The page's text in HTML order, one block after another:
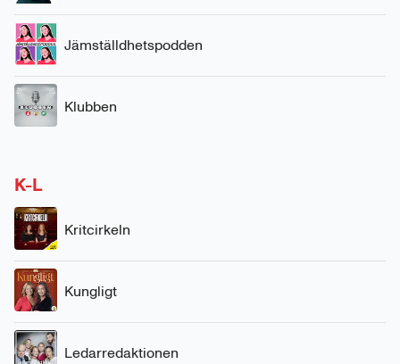
Jämställdhetspodden
Klubben
K-L
Kritcirkeln
Kungligt
Ledarredaktionen